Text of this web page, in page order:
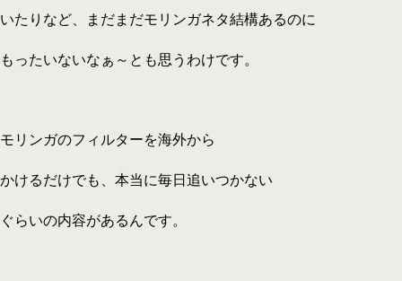
いたりなど、まだまだモリンガネタ結構あるのに
もったいないなぁ～とも思うわけです。
モリンガのフィルターを海外から
かけるだけでも、本当に毎日追いつかない
ぐらいの内容があるんです。